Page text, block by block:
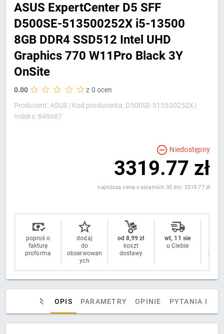
ASUS ExpertCenter D5 SFF
D500SE-513500252X i5-13500
8GB DDR4 SSD512 Intel UHD
Graphics 770 W11Pro Black 3Y
OnSite
0.00
z 0 ocen
Producent: ASUS | Kod producenta: D500SE-513500252X |
Indeks: 849687
Niedostępny
3319.77 zł
najniższa cena z ostatnich 30 dni: 3319.77 zł
poproś o
fakturę
proforma
dodaj
do
obserwowan
ych
od 8,99 zł
koszt
dostawy
wt, 11 sie
u Ciebie
OPIS PARAMETRY OPINIE PYTANIA I